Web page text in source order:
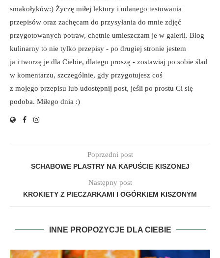
smakołyków:) Życzę miłej lektury i udanego testowania
przepisów oraz zachęcam do przysyłania do mnie zdjęć
przygotowanych potraw, chętnie umieszczam je w galerii. Blog
kulinarny to nie tylko przepisy - po drugiej stronie jestem
ja i tworzę je dla Ciebie, dlatego proszę - zostawiaj po sobie ślad
w komentarzu, szczególnie, gdy przygotujesz coś
z mojego przepisu lub udostępnij post, jeśli po prostu Ci się
podoba. Miłego dnia :)
Poprzedni post
SCHABOWE PLASTRY NA KAPUŚCIE KISZONEJ
Następny post
KROKIETY Z PIECZARKAMI I OGÓRKIEM KISZONYM
INNE PROPOZYCJE DLA CIEBIE